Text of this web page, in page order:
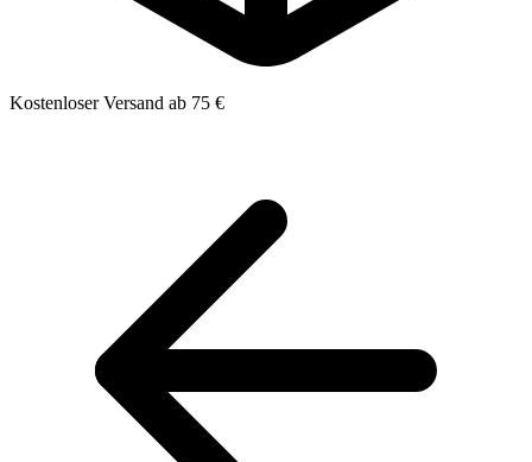
Kostenloser Versand ab 75 €